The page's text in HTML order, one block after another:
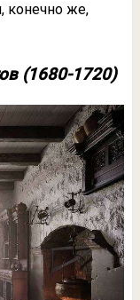
конечно же,
(1680-1720)